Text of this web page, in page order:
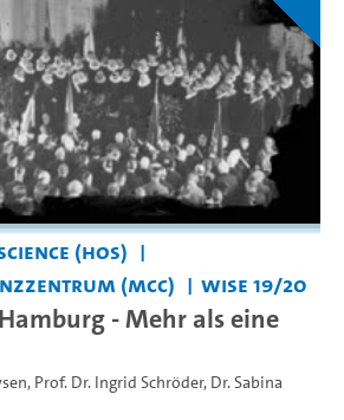
(HOS)
(MCC)
WiSe 19/20
- Mehr als eine
, Prof. Dr. Ingrid Schröder, Dr. Sabina